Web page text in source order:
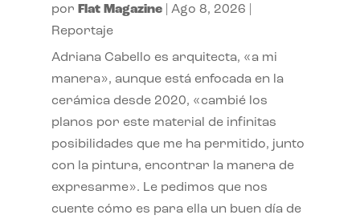
por Flat Magazine| Ago 8, 2026
Reportaje
Adriana Cabello es arquitecta, «a mi
manera», aunque está enfocada en la
cerámica desde 2020, «cambié los
planos por este material de infinitas
posibilidades que me ha permitido, junto
con la pintura, encontrar la manera de
expresarme». Le pedimos que nos
cuente cómo es para ella un buen día de